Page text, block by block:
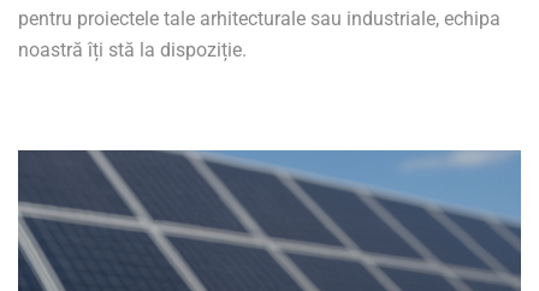
pentru proiectele tale arhitecturale sau industriale, echipa
noastră îți stă la dispoziție.